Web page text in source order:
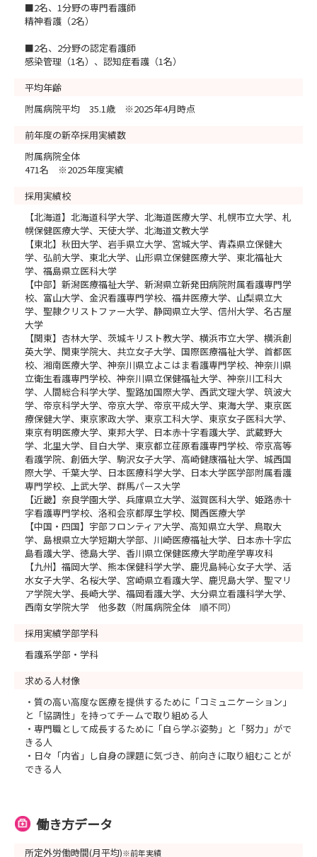
■2名、1分野の専門看護師
精神看護（2名）
■2名、2分野の認定看護師
感染管理（1名）、認知症看護（1名）
平均年齢
附属病院平均 35.1歳 ※2025年4月時点
前年度の新卒採用実績数
附属病院全体
471名 ※2025年度実績
採用実績校
【北海道】北海道科学大学、北海道医療大学、札幌市立大学、札
幌保健医療大学、天使大学、北海道文教大学
【東北】秋田大学、岩手県立大学、宮城大学、青森県立保健大
学、弘前大学、東北大学、山形県立保健医療大学、東北福祉大
学、福島県立医科大学
【中部】新潟医療福祉大学、新潟県立新発田病院附属看護専門学
校、富山大学、金沢看護専門学校、福井医療大学、山梨県立大
学、聖隷クリストファー大学、静岡県立大学、信州大学、名古屋
大学
【関東】杏林大学、茨城キリスト教大学、横浜市立大学、横浜創
英大学、関東学院大、共立女子大学、国際医療福祉大学、首都医
校、湘南医療大学、神奈川県立よこはま看護専門学校、神奈川県
立衛生看護専門学校、神奈川県立保健福祉大学、神奈川工科大
学、人間総合科学大学、聖路加国際大学、西武文理大学、筑波大
学、帝京科学大学、帝京大学、帝京平成大学、東海大学、東京医
療保健大学、東京家政大学、東京工科大学、東京女子医科大学、
東京有明医療大学、東邦大学、日本赤十字看護大学、武蔵野大
学、北里大学、目白大学、東京都立荏原看護専門学校、帝京高等
看護学院、創価大学、駒沢女子大学、高崎健康福祉大学、城西国
際大学、千葉大学、日本医療科学大学、日本大学医学部附属看護
専門学校、上武大学、群馬パース大学
【近畿】奈良学園大学、兵庫県立大学、滋賀医科大学、姫路赤十
字看護専門学校、洛和会京都厚生学校、関西医療大学
【中国・四国】宇部フロンティア大学、高知県立大学、鳥取大
学、島根県立大学短期大学部、川崎医療福祉大学、日本赤十字広
島看護大学、徳島大学、香川県立保健医療大学助産学専攻科
【九州】福岡大学、熊本保健科学大学、鹿児島純心女子大学、活
水女子大学、名桜大学、宮崎県立看護大学、鹿児島大学、聖マリ
ア学院大学、長崎大学、福岡看護大学、大分県立看護科学大学、
西南女学院大学 他多数（附属病院全体 順不同）
採用実績学部学科
看護系学部・学科
求める人材像
・質の高い高度な医療を提供するために「コミュニケーション」
と「協調性」を持ってチームで取り組める人
・専門職として成長するために「自ら学ぶ姿勢」と「努力」がで
きる人
・日々「内省」し自身の課題に気づき、前向きに取り組むことが
できる人
働き方データ
所定外労働時間(月平均)※前年実績